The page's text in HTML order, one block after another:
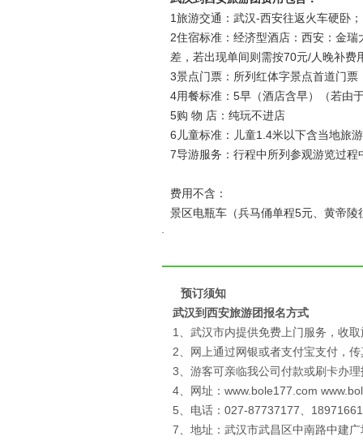
1旅游交通：武汉-西安往返火车硬卧
2住宿标准：经济型酒店：西安：金
差，若出现单间则需按70元/人晚补费
3景点门票：所列红体字景点首道门
4用餐标准：5早（酒店含早）（若由
5购 物 店：纯玩不进店
6儿童标准：儿童1.4米以下含当地旅
7导游服务：行程中所列参观游览过
费用不含：
景区电瓶车（兵马俑单程5元、黄帝
预订须知
武汉到西安旅游团报名方式
1、武汉市内提供免费上门服务，收
2、网上通过网银或者支付宝支付，
3、游客可亲临我公司付款或刷卡办
4、网址：www.bole177.com
5、电话：027-87737177、
7、地址：武汉市武昌区中南路中建